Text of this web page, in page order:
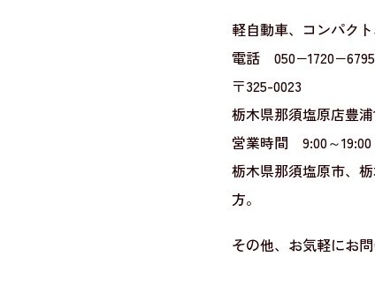
軽自動車、コンパク
電話 050−1720−6795
〒325-0023
栃木県那須塩原店豊
営業時間 9:00～19:00
栃木県那須塩原市、
方。
その他、お気軽にお